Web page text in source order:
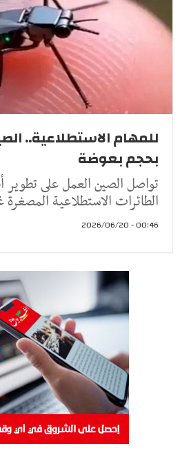
للمهام الاستطلاعية..
بحجم بعوضة
تواصل الصين العمل على تطوير
الطائرات الاستطلاعية المصغرة
00:46 - 2026/06/20